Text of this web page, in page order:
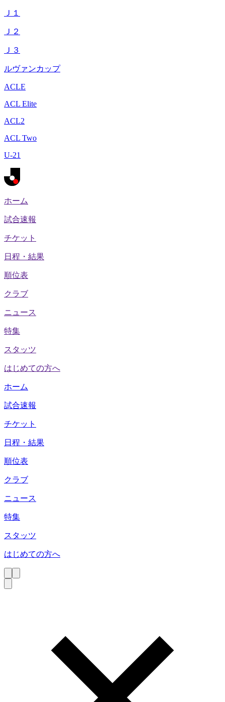
Ｊ１
Ｊ２
Ｊ３
ルヴァンカップ
ACLE
ACL Elite
ACL2
ACL Two
U-21
ホーム
試合速報
チケット
日程・結果
順位表
クラブ
ニュース
特集
スタッツ
はじめての方へ
ホーム
試合速報
チケット
日程・結果
順位表
クラブ
ニュース
特集
スタッツ
はじめての方へ